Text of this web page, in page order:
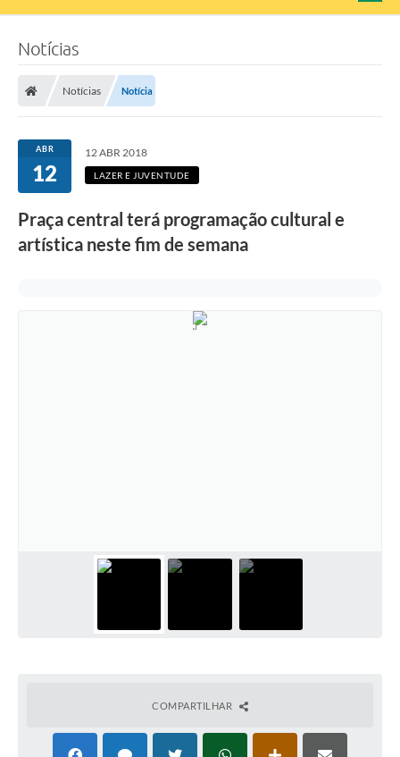
Notícias
Notícias Notícia
ABR
12
12 ABR 2018
LAZER E JUVENTUDE
Praça central terá programação cultural e
artística neste fim de semana
COMPARTILHAR